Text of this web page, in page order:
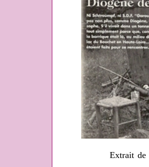
Extrait de